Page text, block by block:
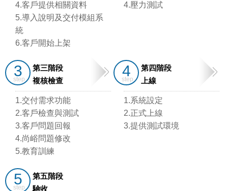
4.客戶提供相關資料
5.導入說明及交付模組系
統
6.客戶開始上架
4.壓力測試
3
第三階段
複核檢查
1.交付需求功能
2.客戶檢查與測試
3.客戶問題回報
4.尚峪問題修改
5.教育訓練
4
第四階段
上線
1.系統設定
2.正式上線
3.提供測試環境
5
第五階段
驗收